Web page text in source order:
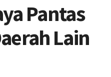
Pantas
Lain